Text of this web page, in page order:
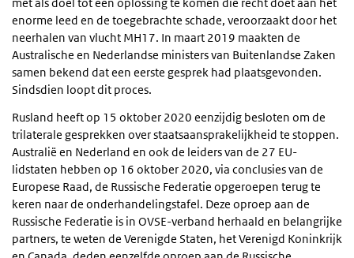
enorme leed en de toegebrachte schade, veroorzaakt door het
neerhalen van vlucht MH17. In maart 2019 maakten de
Australische en Nederlandse ministers van Buitenlandse Zaken
samen bekend dat een eerste gesprek had plaatsgevonden.
Sindsdien loopt dit proces.
Rusland heeft op 15 oktober 2020 eenzijdig besloten om de
trilaterale gesprekken over staatsaansprakelijkheid te stoppen.
Australië en Nederland en ook de leiders van de 27 EU-
lidstaten hebben op 16 oktober 2020, via conclusies van de
Europese Raad, de Russische Federatie opgeroepen terug te
keren naar de onderhandelingstafel. Deze oproep aan de
Russische Federatie is in OVSE-verband herhaald en belangrijke
partners, te weten de Verenigde Staten, het Verenigd Koninkrijk